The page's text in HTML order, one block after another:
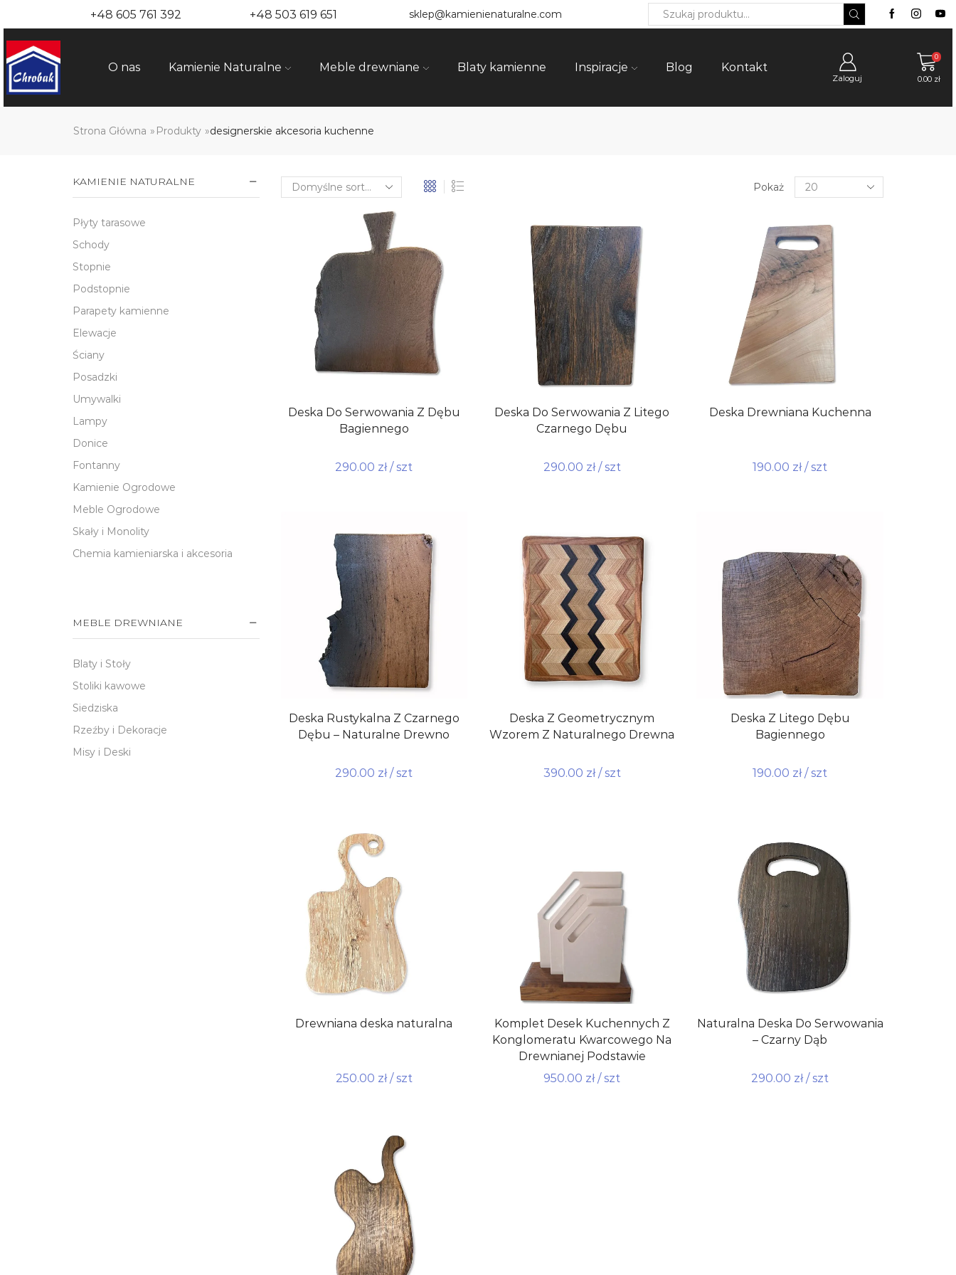
+48 605 761 392 +48 503 619 651 sklep@kamienienaturalne.com
O nas Kamienie Naturalne Meble drewniane Blaty kamienne Inspiracje Blog Kontakt
Zaloguj
0
0.00 zł
Strona Główna » Produkty »designerskie akcesoria kuchenne
Pokaż
Products
per
Deska Do Serwowania Z Dębu
Bagiennego
290.00 zł / szt
Deska Do Serwowania Z Litego
Czarnego Dębu
290.00 zł / szt
Deska Drewniana Kuchenna
190.00 zł / szt
Deska Rustykalna Z Czarnego
Dębu – Naturalne Drewno
290.00 zł / szt
Deska Z Geometrycznym
Wzorem Z Naturalnego Drewna
390.00 zł / szt
Deska Z Litego Dębu
Bagiennego
190.00 zł / szt
Drewniana deska naturalna
250.00 zł / szt
Komplet Desek Kuchennych Z
Konglomeratu Kwarcowego Na
Drewnianej Podstawie
950.00 zł / szt
Naturalna Deska Do Serwowania
– Czarny Dąb
290.00 zł / szt
KAMIENIE NATURALNE
Płyty tarasowe
Schody
Stopnie
Podstopnie
Parapety kamienne
Elewacje
Ściany
Posadzki
Umywalki
Lampy
Donice
Fontanny
Kamienie Ogrodowe
Meble Ogrodowe
Skały i Monolity
Chemia kamieniarska i akcesoria
MEBLE DREWNIANE
Blaty i Stoły
Stoliki kawowe
Siedziska
Rzeźby i Dekoracje
Misy i Deski